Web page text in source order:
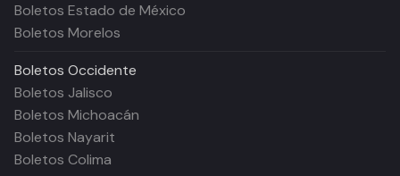
Boletos Estado de México
Boletos Morelos
Boletos Occidente
Boletos Jalisco
Boletos Michoacán
Boletos Nayarit
Boletos Colima